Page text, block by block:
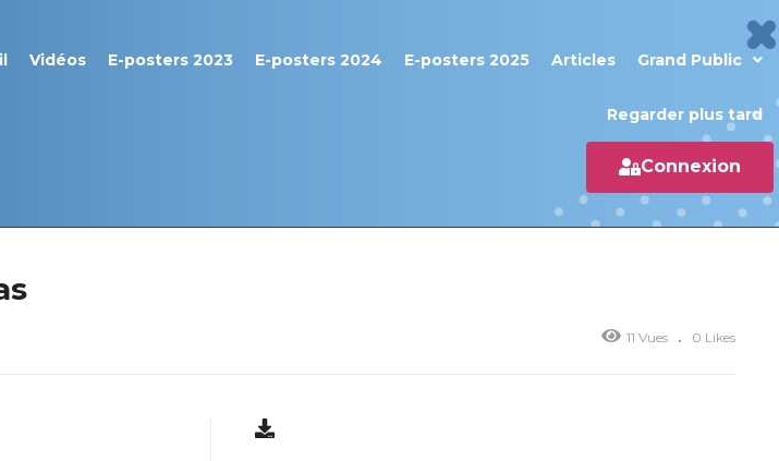
Vidéos E-posters 2023 E-posters 2024 E-posters 2025 Articles Grand Public
Regarder plus tard
Connexion
11 Vues 0 Likes